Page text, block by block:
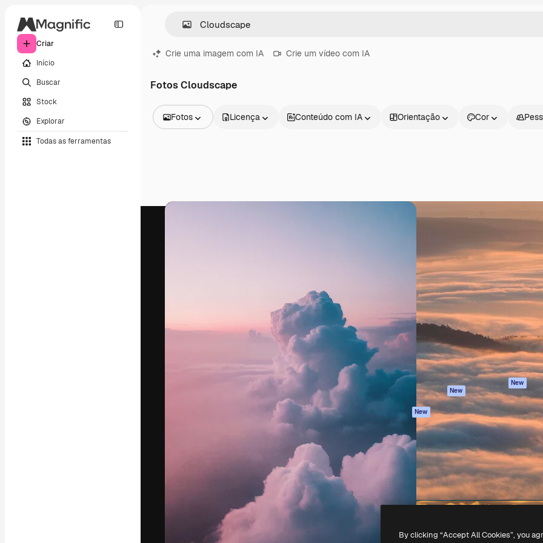
Criar
Início
Buscar
Stock
Explorar
Todas as ferramentas
Crie uma imagem com IA Crie um vídeo com IA
Fotos Cloudscape
Fotos
Vídeos
Licença Conteúdo com IA Orientação Cor
seu melhor trabalho. Mais de 1 milhão de
assinantes entre criativos, empresas,
agências e estúdios.
Português
Produtos
Assistente de IA
Gerador de
imagens
Gerador de vídeos
Texto para voz
Conteúdo de stock
MCP para
Claude/ChatGPT
New
New
App móvel
Todas as
ferramentas
Começar
Academy
Documentação
Atendimento
Termos e
condições
Política de
privacidade
Originais
New
Política de
Central de
confiabilidade
Empresas
Copyright © 2010- Freepik Company S.L.U.Todos os direitos reservados.
By clicking “Accept All Cookies”, you